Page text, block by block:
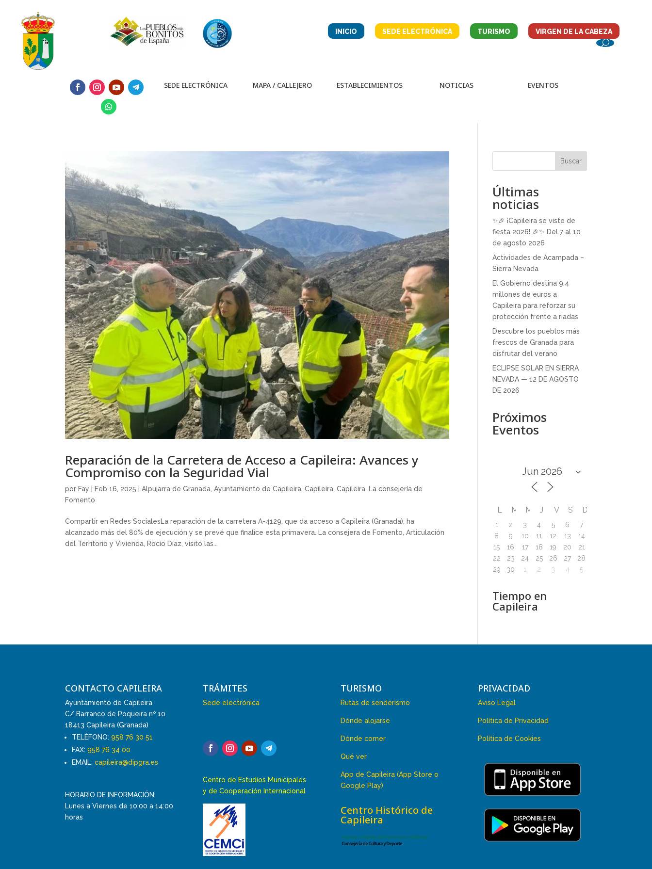
INICIO SEDE ELECTRÓNICA TURISMO VIRGEN DE LA CABEZA
SEDE ELECTRÓNICA MAPA / CALLEJERO ESTABLECIMIENTOS NOTICIAS EVENTOS
Reparación de la Carretera de Acceso a Capileira: Avances y
Compromiso con la Seguridad Vial
por Fay Feb 16, 2025 |Alpujarra de Granada ,Ayuntamiento de Capileira ,Capileira ,Capileira La consejería de
Fomento
Compartir en Redes SocialesLa reparación de la carretera A-4129, que da acceso a Capileira (Granada), ha
alcanzado más del 80% de ejecución y se prevé que finalice esta primavera. La consejera de Fomento, Articulación
del Territorio y Vivienda, Rocío Díaz, visitó las...
Buscar
Últimas
noticias
✨🎉 ¡Capileira se viste de
fiesta 2026! 🎉✨ Del 7 al 10
de agosto 2026
Actividades de Acampada –
Sierra Nevada
El Gobierno destina 9,4
millones de euros a
Capileira para reforzar su
protección frente a riadas
Descubre los pueblos más
frescos de Granada para
disfrutar del verano
ECLIPSE SOLAR EN SIERRA
NEVADA — 12 DE AGOSTO
DE 2026
Próximos
Eventos
L M M J V S D
1 2 3 4 5 6
7
8
9 10 11 12 13
14
15
16 17 18 19 20
21
22
23 24 25 26 27
28
29
30 1 2 3 4 5
Tiempo en
Capileira
CONTACTO CAPILEIRA
Ayuntamiento de Capileira
C/ Barranco de Poqueira nº 10
18413 Capileira (Granada)
TELÉFONO:958 76 30 51
FAX:958 76 34 00
EMAIL:capileira@dipgra.es
HORARIO DE INFORMACIÓN:
Lunes a Viernes de 10:00 a 14:00
horas
TRÁMITES
Sede electrónica
Centro de Estudios Municipales
y de Cooperación Internacional
TURISMO
Rutas de senderismo
Dónde alojarse
Dónde comer
Qué ver
App de Capileira (App Store o
Google Play)
Centro Histórico de
Capileira
PRIVACIDAD
Aviso Legal
Política de Privacidad
Política de Cookies